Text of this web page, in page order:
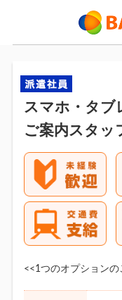
スマホ・タブ
ご案内スタッ
<<1つのオプション